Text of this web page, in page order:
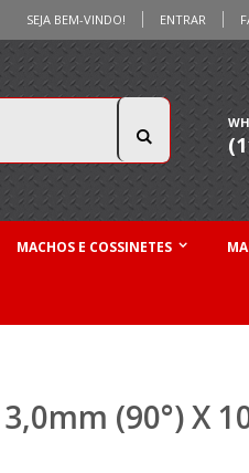
SEJA BEM-VINDO! ENTRAR
Pesquisa
MACHOS E COSSINETES
(90°) X